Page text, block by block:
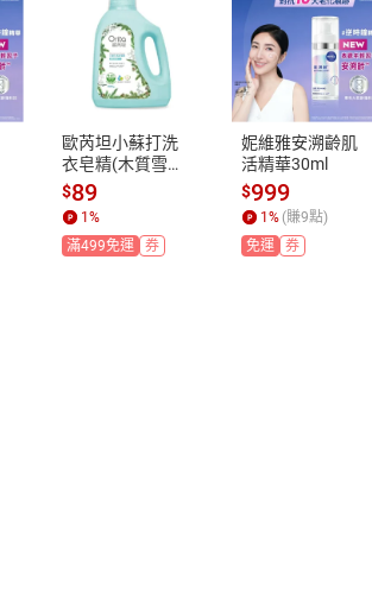
歐芮坦小蘇打洗
衣皂精(木質雪松)
1500g
$89
1 %
滿499免運
券
妮維雅安溯齡肌
活精華30ml
$999
1 % (賺9點)
免運
券